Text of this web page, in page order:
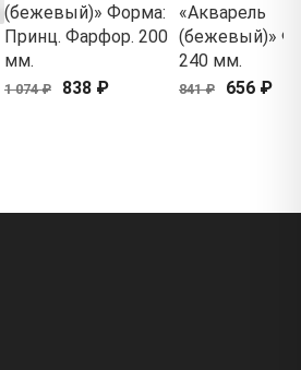
(бежевый)» Форма:
Принц. Фарфор. 200
мм.
1 074 ₽ 838 ₽
«Акварель
(бежевый)»
240 мм.
841 ₽ 656 ₽